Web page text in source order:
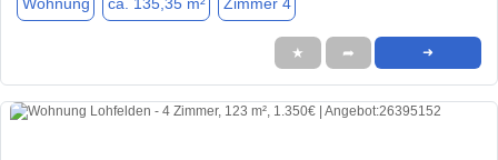
Wohnung ca. 135,35 m² Zimmer 4
★ ➦ ➜